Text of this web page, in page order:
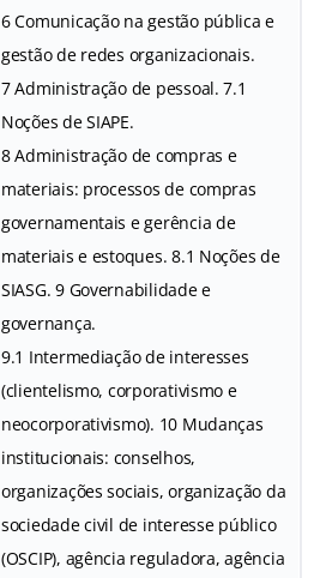
6 Comunicação na gestão pública e
gestão de redes organizacionais.
7 Administração de pessoal. 7.1
Noções de SIAPE.
8 Administração de compras e
materiais: processos de compras
governamentais e gerência de
materiais e estoques. 8.1 Noções de
SIASG. 9 Governabilidade e
governança.
9.1 Intermediação de interesses
(clientelismo, corporativismo e
neocorporativismo). 10 Mudanças
institucionais: conselhos,
organizações sociais, organização da
sociedade civil de interesse público
(OSCIP), agência reguladora, agência